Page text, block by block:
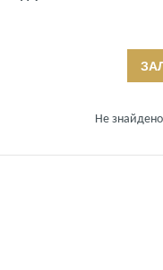
Не знайдено